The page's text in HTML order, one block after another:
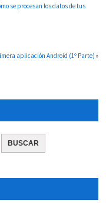
se procesan los datos de tus
aplicación Android (1º Parte) »